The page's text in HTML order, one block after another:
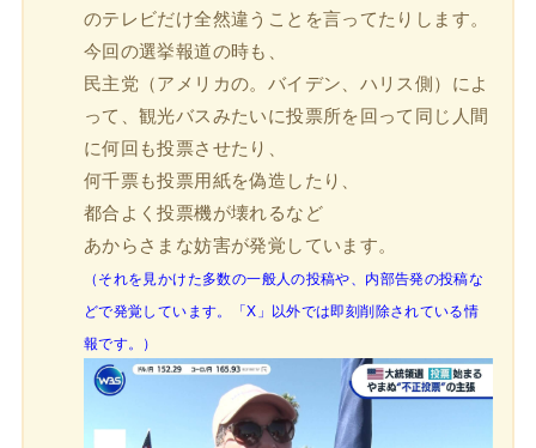
のテレビだけ全然違うことを言ってたりします。
今回の選挙報道の時も、
民主党（アメリカの。バイデン、ハリス側）によ
って、観光バスみたいに投票所を回って同じ人間
に何回も投票させたり、
何千票も投票用紙を偽造したり、
都合よく投票機が壊れるなど
あからさまな妨害が発覚しています。
（それを見かけた多数の一般人の投稿や、内部告発の投稿な
どで発覚しています。「X」以外では即刻削除されている情
報です。）